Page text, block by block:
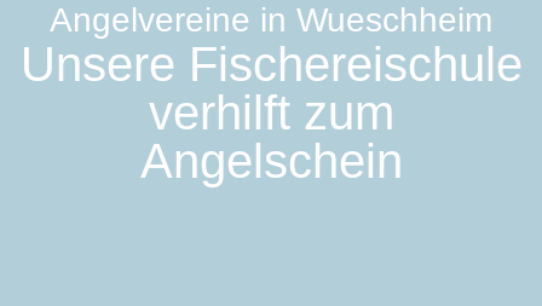
Angelvereine in Wueschheim
Unsere Fischereischule
verhilft zum
Angelschein